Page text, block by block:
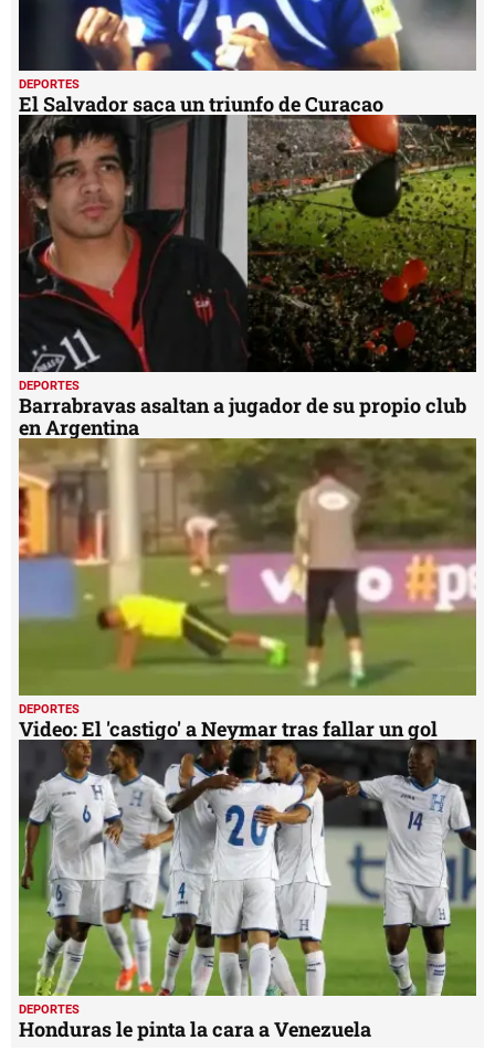
DEPORTES
El Salvador saca un triunfo de Curacao
DEPORTES
Barrabravas asaltan a jugador de su propio club
en Argentina
DEPORTES
Video: El 'castigo' a Neymar tras fallar un gol
DEPORTES
Honduras le pinta la cara a Venezuela